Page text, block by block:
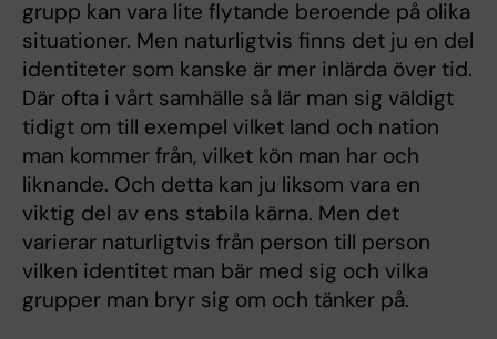
grupp kan vara lite flytande beroende på olika
situationer. Men naturligtvis finns det ju en del
identiteter som kanske är mer inlärda över tid.
Där ofta i vårt samhälle så lär man sig väldigt
tidigt om till exempel vilket land och nation
man kommer från, vilket kön man har och
liknande. Och detta kan ju liksom vara en
viktig del av ens stabila kärna. Men det
varierar naturligtvis från person till person
vilken identitet man bär med sig och vilka
grupper man bryr sig om och tänker på.